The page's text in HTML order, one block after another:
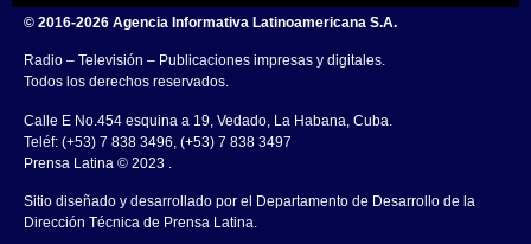
© 2016-2026 Agencia Informativa Latinoamericana S.A.
Radio – Televisión – Publicaciones impresas y digitales.
Todos los derechos reservados.
Calle E No.454 esquina a 19, Vedado, La Habana, Cuba.
Teléf: (+53) 7 838 3496, (+53) 7 838 3497
Prensa Latina © 2023 .
Sitio diseñado y desarrollado por el Departamento de Desarrollo de la
Dirección Técnica de Prensa Latina.